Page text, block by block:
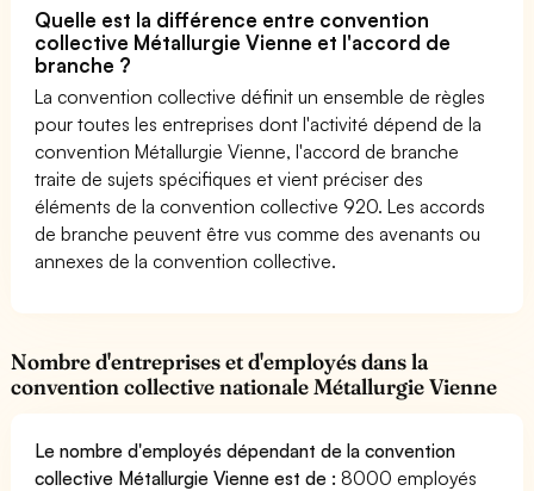
Quelle est la différence entre convention
collective Métallurgie Vienne et l'accord de
branche ?
La convention collective définit un ensemble de règles
pour toutes les entreprises dont l'activité dépend de la
convention Métallurgie Vienne, l'accord de branche
traite de sujets spécifiques et vient préciser des
éléments de la convention collective 920. Les accords
de branche peuvent être vus comme des avenants ou
annexes de la convention collective.
Nombre d'entreprises et d'employés dans la
convention collective nationale Métallurgie Vienne
Le nombre d'employés dépendant de la convention
collective Métallurgie Vienne est de :8000 employés